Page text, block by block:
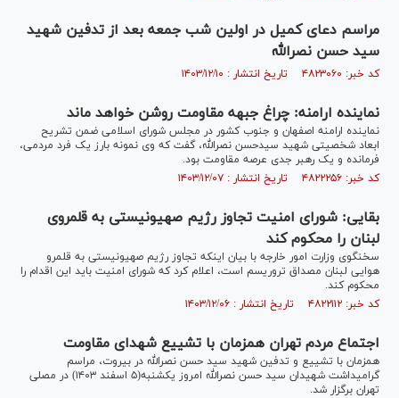
مراسم دعای کمیل در اولین شب جمعه بعد از تدفین شهید
سید حسن نصرالله
کد خبر: ۴۸۲۳۰۶۰ تاریخ انتشار : ۱۴۰۳/۱۲/۱۰
نماینده ارامنه: چراغ جبهه مقاومت روشن خواهد ماند
نماینده ارامنه اصفهان و جنوب کشور در مجلس شورای اسلامی ضمن تشریح
ابعاد شخصیتی شهید سیدحسن نصرالله، گفت که وی نمونه بارز یک فرد مردمی،
فرمانده و یک رهبر جدی عرصه مقاومت بود.‌
کد خبر: ۴۸۲۲۲۵۶ تاریخ انتشار : ۱۴۰۳/۱۲/۰۷
بقایی: شورای امنیت تجاوز رژیم صهیونیستی به قلمروی
لبنان را محکوم کند
سخنگوی وزارت امور خارجه با بیان اینکه تجاوز رژیم صهیونیستی به قلمرو
هوایی لبنان مصداق تروریسم است، اعلام کرد که شورای امنیت باید این اقدام را
محکوم کند.
کد خبر: ۴۸۲۲۱۱۲ تاریخ انتشار : ۱۴۰۳/۱۲/۰۶
اجتماع مردم تهران همزمان با تشییع شهدای مقاومت
همزمان با تشییع و تدفین شهید سید حسن نصرالله در بیروت، مراسم
گرامیداشت شهیدان سید حسن نصرالله امروز یکشنبه(۵ اسفند ۱۴۰۳) در مصلی
تهران برگزار شد.